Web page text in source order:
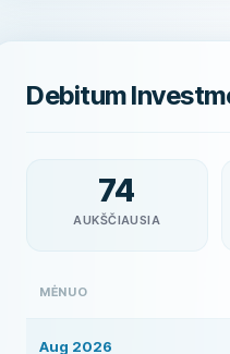
Debitum
74
AUKŠČIAUSIA
MĖNUO
Aug 2026